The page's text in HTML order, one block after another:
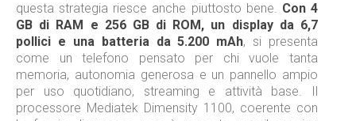
questa strategia riesce anche piuttosto bene. Con 4
GB di RAM e 256 GB di ROM, un display da 6,7
pollici e una batteria da 5.200 mAh, si presenta
come un telefono pensato per chi vuole tanta
memoria, autonomia generosa e un pannello ampio
per uso quotidiano, streaming e attività base. Il
processore Mediatek Dimensity 1100, coerente con